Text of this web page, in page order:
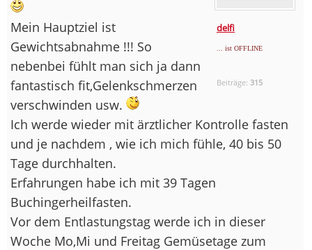
delfi
... ist OFFLINE
Beiträge:315
Mein Hauptziel ist
Gewichtsabnahme !!! So
nebenbei fühlt man sich ja dann
fantastisch fit,Gelenkschmerzen
verschwinden usw.
Ich werde wieder mit ärztlicher Kontrolle fasten
und je nachdem , wie ich mich fühle, 40 bis 50
Tage durchhalten.
Erfahrungen habe ich mit 39 Tagen
Buchingerheilfasten.
Vor dem Entlastungstag werde ich in dieser
Woche Mo,Mi und Freitag Gemüsetage zum